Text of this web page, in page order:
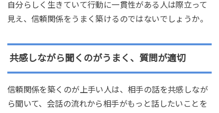
自分らしく生きていて行動に一貫性がある人は際立って
見え、信頼関係をうまく築けるのではないでしょうか。
共感しながら聞くのがうまく、質問が適切
信頼関係を築くのが上手い人は、相手の話を共感しなが
ら聞いて、会話の流れから相手がもっと話したいことを